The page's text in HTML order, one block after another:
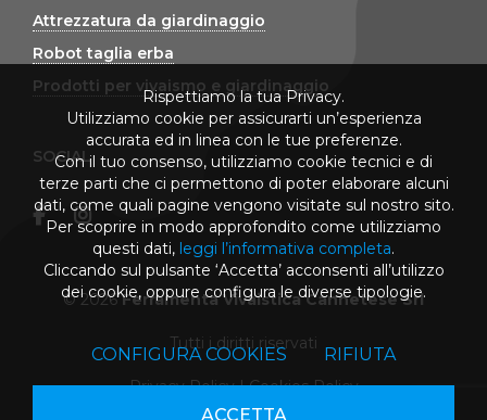
Attrezzatura da giardinaggio
Robot taglia erba
Prodotti per vivaismo e giardinaggio
SOCIAL
© 2026Ferramenta Vivaistica Cannetese Srl
Tutti i diritti riservati
Privacy Policy|Cookies Policy
Rispettiamo la tua Privacy.
Utilizziamo cookie per assicurarti un’esperienza
accurata ed in linea con le tue preferenze.
Con il tuo consenso, utilizziamo cookie tecnici e di
terze parti che ci permettono di poter elaborare alcuni
dati, come quali pagine vengono visitate sul nostro sito.
Per scoprire in modo approfondito come utilizziamo
questi dati, leggi l’informativa completa.
Cliccando sul pulsante ‘Accetta’ acconsenti all’utilizzo
dei cookie, oppure configura le diverse tipologie.
CONFIGURA COOKIES RIFIUTA
ACCETTA